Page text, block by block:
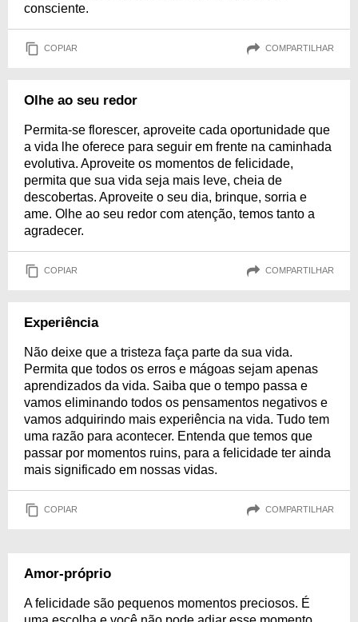
consciente.
COPIAR COMPARTILHAR
Olhe ao seu redor
Permita-se florescer, aproveite cada oportunidade que
a vida lhe oferece para seguir em frente na caminhada
evolutiva. Aproveite os momentos de felicidade,
permita que sua vida seja mais leve, cheia de
descobertas. Aproveite o seu dia, brinque, sorria e
ame. Olhe ao seu redor com atenção, temos tanto a
agradecer.
COPIAR COMPARTILHAR
Experiência
Não deixe que a tristeza faça parte da sua vida.
Permita que todos os erros e mágoas sejam apenas
aprendizados da vida. Saiba que o tempo passa e
vamos eliminando todos os pensamentos negativos e
vamos adquirindo mais experiência na vida. Tudo tem
uma razão para acontecer. Entenda que temos que
passar por momentos ruins, para a felicidade ter ainda
mais significado em nossas vidas.
COPIAR COMPARTILHAR
Amor-próprio
A felicidade são pequenos momentos preciosos. É